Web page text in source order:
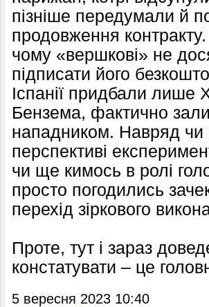
пізніше передумали й
продовження
чому «вершкові» не
підписати його
Іспанії придбали лише
Бензема, фактично
нападником. Навряд чи
перспективі
чи ще кимось в ролі
просто погодились
перехід зіркового
Проте, тут і зараз
констатувати – це
5 вересня 2023 10:40